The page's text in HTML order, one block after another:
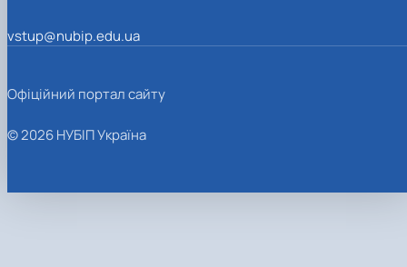
vstup@nubip.edu.ua
Офіційний портал сайту
© 2026 НУБІП Україна